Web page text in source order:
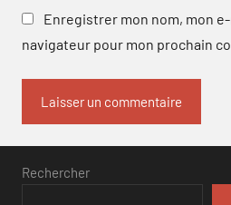
Enregistrer mon nom, mon
navigateur pour mon prochain
Rechercher